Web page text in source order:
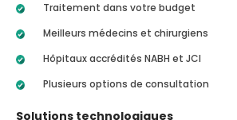
Traitement dans votre budget
Meilleurs médecins et chirurgiens
Hôpitaux accrédités NABH et JCI
Plusieurs options de consultation
Solutions technologiques